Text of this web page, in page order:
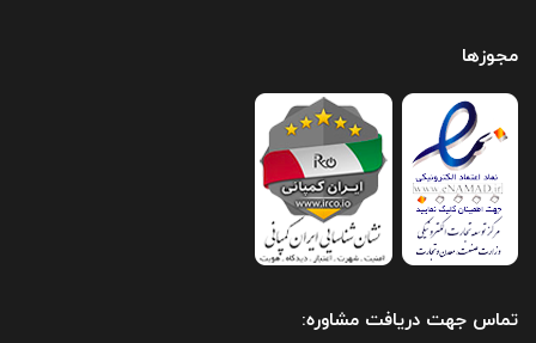
مجوزها
تماس جهت دریافت مشاوره: